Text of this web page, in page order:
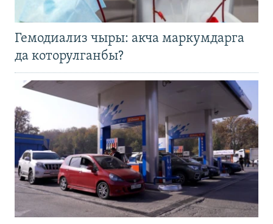
Гемодиализ чыры: акча маркумдарга
да которулганбы?